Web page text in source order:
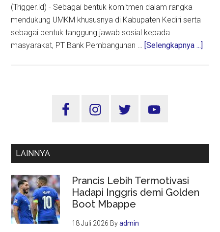
(Trigger.id) - Sebagai bentuk komitmen dalam rangka
mendukung UMKM khususnya di Kabupaten Kediri serta
sebagai bentuk tanggung jawab sosial kepada
masyarakat, PT Bank Pembangunan … [Selengkapnya ...]
Sidebar
LAINNYA
Prancis Lebih Termotivasi
Hadapi Inggris demi Golden
Boot Mbappe
18 Juli 2026 Byadmin